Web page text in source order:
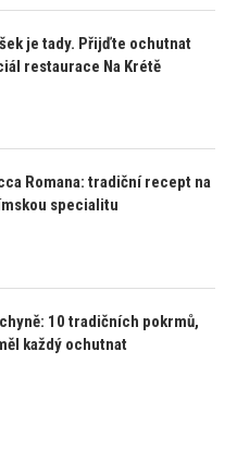
je tady. Přijďte ochutnat
restaurace Na Krétě
Romana: tradiční recept na
specialitu
10 tradičních pokrmů,
každý ochutnat